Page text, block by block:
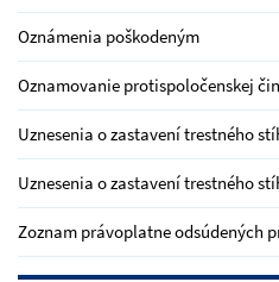
Oznámenia poškodeným
Oznamovanie protispoločenskej
Uznesenia o zastavení trestného
Uznesenia o zastavení trestného
Zoznam právoplatne odsúdených